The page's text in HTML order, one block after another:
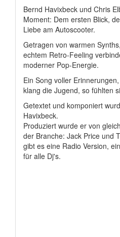
Bernd Havixbeck und Chris
Moment: Dem ersten Blick,
Liebe am Autoscooter.
Getragen von warmen
echtem Retro-Feeling
moderner Pop-Energie.
Ein Song voller
klang die Jugend, so fühlten
Getextet und komponiert
Havixbeck.
Produziert wurde er von
der Branche: Jack Price und
gibt es eine Radio Version,
für alle Dj's.